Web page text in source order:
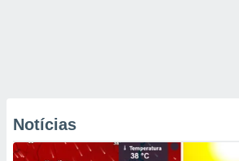
Notícias